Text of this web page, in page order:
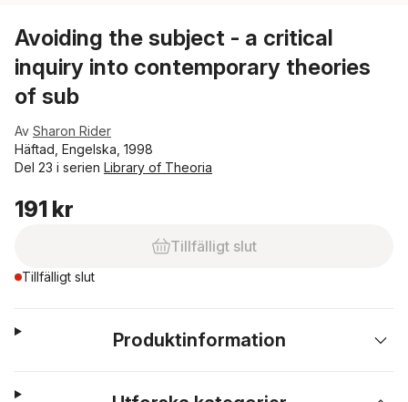
Avoiding the subject - a critical
inquiry into contemporary theories
of sub
Av Sharon Rider
Häftad, Engelska, 1998
Del 23 i serien Library of Theoria
191 kr
Tillfälligt slut
Tillfälligt slut
Produktinformation